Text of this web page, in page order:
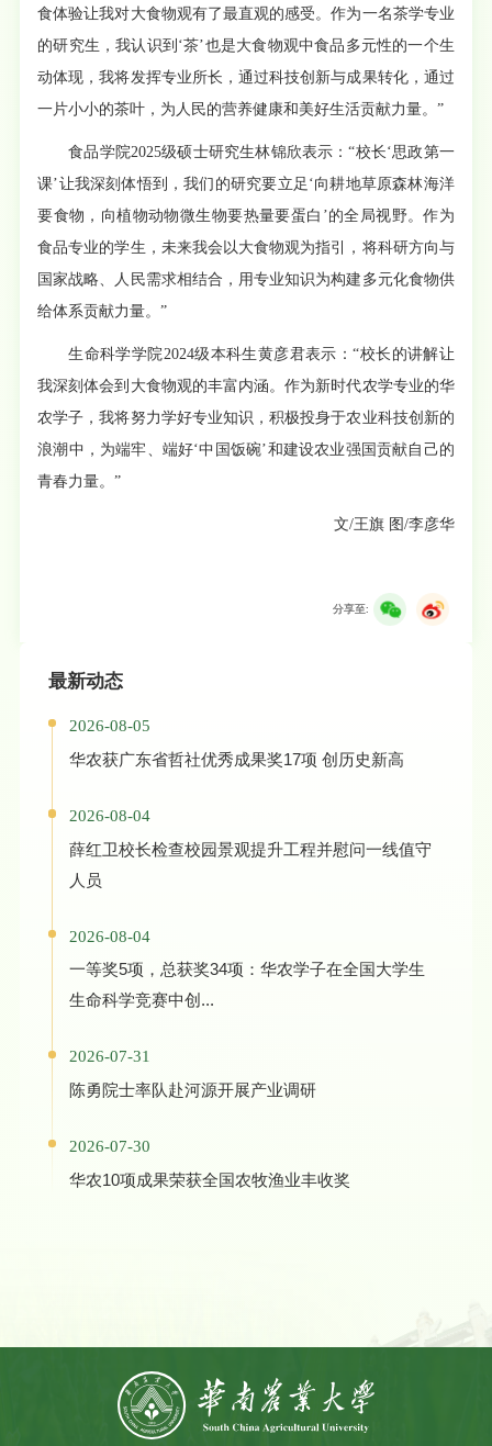
食体验让我对大食物观有了最直观的感受。作为一名茶学专业
的研究生，我认识到‘茶’也是大食物观中食品多元性的一个生
动体现，我将发挥专业所长，通过科技创新与成果转化，通过
一片小小的茶叶，为人民的营养健康和美好生活贡献力量。”
食品学院2025级硕士研究生林锦欣表示：“校长‘思政第一
课’让我深刻体悟到，我们的研究要立足‘向耕地草原森林海洋
要食物，向植物动物微生物要热量要蛋白’的全局视野。作为
食品专业的学生，未来我会以大食物观为指引，将科研方向与
国家战略、人民需求相结合，用专业知识为构建多元化食物供
给体系贡献力量。”
生命科学学院2024级本科生黄彦君表示：“校长的讲解让
我深刻体会到大食物观的丰富内涵。作为新时代农学专业的华
农学子，我将努力学好专业知识，积极投身于农业科技创新的
浪潮中，为端牢、端好‘中国饭碗’和建设农业强国贡献自己的
青春力量。”
文/王旗 图/李彦华
分享至:
最新动态
2026-08-05
华农获广东省哲社优秀成果奖17项 创历史新高
2026-08-04
薛红卫校长检查校园景观提升工程并慰问一线值守
人员
2026-08-04
一等奖5项，总获奖34项：华农学子在全国大学生
生命科学竞赛中创...
2026-07-31
陈勇院士率队赴河源开展产业调研
2026-07-30
华农10项成果荣获全国农牧渔业丰收奖